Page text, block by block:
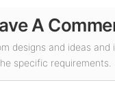
A
designs and ideas and
specific requirements.